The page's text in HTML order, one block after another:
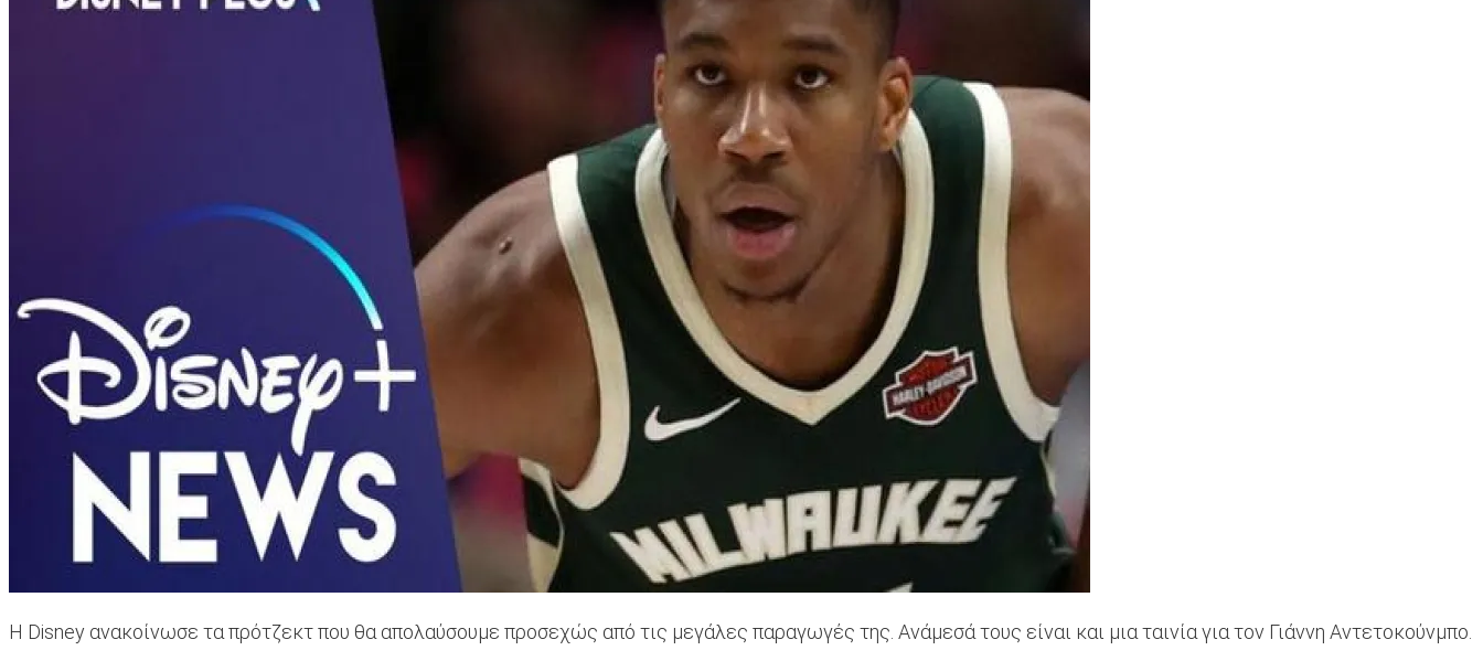
Η Disney ανακοίνωσε τα πρότζεκτ που θα απολαύσουμε προσεχώς από τις μεγάλες παραγωγές της. Ανάμεσά τους είναι και μια ταινία για τον Γιάννη Αντετοκούνμπο.